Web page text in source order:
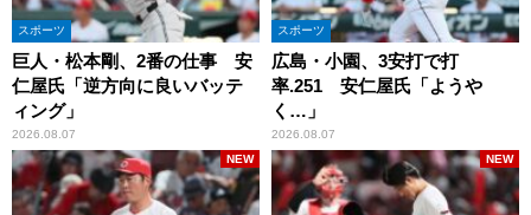
スポーツ
巨人・松本剛、2番の仕事 安
仁屋氏「逆方向に良いバッテ
ィング」
2026.08.07
スポーツ
広島・小園、3安打で打
率.251 安仁屋氏「ようや
く…」
2026.08.07
NEW NEW